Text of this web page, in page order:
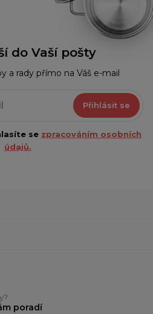
do Vaší pošty
a rady přímo na Váš e-mail
Přihlásit se
se zpracováním osobních
údajů.
poradí